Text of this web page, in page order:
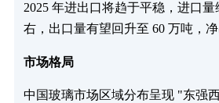
2025 年进出口将趋于平稳，进口
右，出口量有望回升至 60 万吨，净
市场格局
中国玻璃市场区域分布呈现 "东强